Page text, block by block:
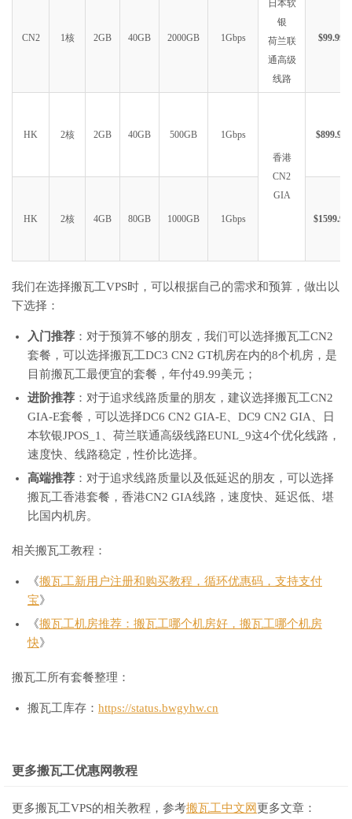
日本软
银
荷兰联
通高级
线路
CN2 1核 2GB 40GB 2000GB 1Gbps $99.99
HK 2核 2GB 40GB 500GB 1Gbps
香港
CN2
GIA
$899.99
HK 2核 4GB 80GB 1000GB 1Gbps $1599.99
我们在选择搬瓦工VPS时，可以根据自己的需求和预算，做出以
下选择：
入门推荐 ：对于预算不够的朋友，我们可以选择搬瓦工CN2
套餐，可以选择搬瓦工DC3 CN2 GT机房在内的8个机房，是
目前搬瓦工最便宜的套餐，年付49.99美元；
进阶推荐 ：对于追求线路质量的朋友，建议选择搬瓦工CN2
GIA-E套餐，可以选择DC6 CN2 GIA-E、DC9 CN2 GIA、日
本软银JPOS_1、荷兰联通高级线路EUNL_9这4个优化线路，
速度快、线路稳定，性价比选择。
高端推荐 ：对于追求线路质量以及低延迟的朋友，可以选择
搬瓦工香港套餐，香港CN2 GIA线路，速度快、延迟低、堪
比国内机房。
相关搬瓦工教程：
《搬瓦工新用户注册和购买教程，循环优惠码，支持支付
宝》
《搬瓦工机房推荐：搬瓦工哪个机房好，搬瓦工哪个机房
快》
搬瓦工所有套餐整理：
搬瓦工库存： https://status.bwgyhw.cn
更多搬瓦工优惠网教程
更多搬瓦工VPS的相关教程，参考搬瓦工中文网 更多文章：